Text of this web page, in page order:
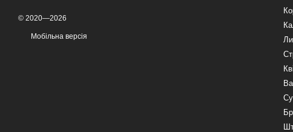
© 2020—2026
Мобільна версія